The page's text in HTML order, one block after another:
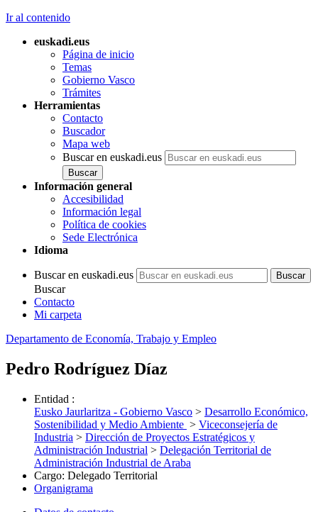
Ir al contenido
euskadi.eus
Página de inicio
Temas
Gobierno Vasco
Trámites
Herramientas
Contacto
Buscador
Mapa web
Buscar en euskadi.eus
Información general
Accesibilidad
Información legal
Política de cookies
Sede Electrónica
Idioma
Buscar en euskadi.eus
Buscar
Contacto
Mi carpeta
Departamento de Economía, Trabajo y Empleo
Pedro Rodríguez Díaz
Entidad :
Eusko Jaurlaritza - Gobierno Vasco > Desarrollo Económico,
Sostenibilidad y Medio Ambiente > Viceconsejería de
Industria > Dirección de Proyectos Estratégicos y
Administración Industrial > Delegación Territorial de
Administración Industrial de Araba
Cargo: Delegado Territorial
Organigrama